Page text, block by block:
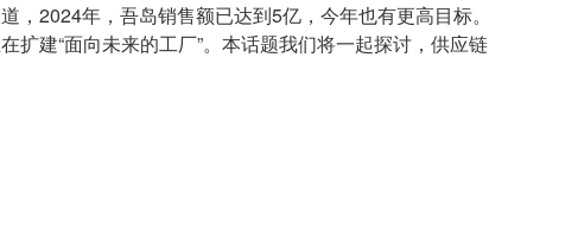
2024年，吾岛销售额已达到5亿，今年也有更高目标。
建“面向未来的工厂”。本话题我们将一起探讨，供应链